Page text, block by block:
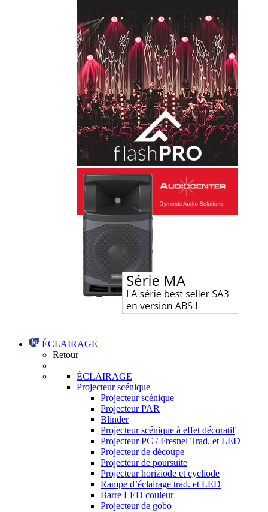
ÉCLAIRAGE
Retour
ÉCLAIRAGE
Projecteur scénique
Projecteur scénique
Projecteur PAR
Blinder
Projecteur scénique à effet décoratif
Projecteur PC / Fresnel Trad. et LED
Projecteur de découpe
Projecteur de poursuite
Projecteur horiziode et cycliode
Rampe d’éclairage trad. et LED
Barre LED couleur
Projecteur de gobo